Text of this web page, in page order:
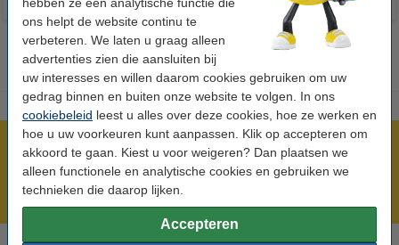
ons helpt de website continu te
verbeteren. We laten u graag alleen
advertenties zien die aansluiten bij
uw interesses en willen daarom cookies gebruiken om uw
gedrag binnen en buiten onze website te volgen. In ons
cookiebeleid leest u alles over deze cookies, hoe ze werken en
hoe u uw voorkeuren kunt aanpassen. Klik op accepteren om
akkoord te gaan. Kiest u voor weigeren? Dan plaatsen we
alleen functionele en analytische cookies en gebruiken we
technieken die daarop lijken.
Accepteren
Meer dan 5 miljoen klanten!
Voor 22.00 uur besteld, morgen in huis!
Laagsteprijsgarantie!